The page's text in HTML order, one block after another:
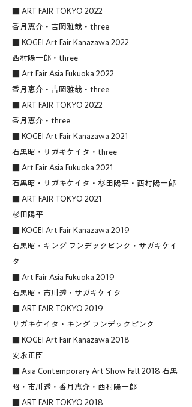
■ ART FAIR TOKYO 2022
香月恵介・吉岡雅哉・three
■ KOGEI Art Fair Kanazawa 2022
西村陽一郎・three
■ Art Fair Asia Fukuoka 2022
香月恵介・吉岡雅哉・three
■ ART FAIR TOKYO 2022
香月恵介・three
■ KOGEI Art Fair Kanazawa 2021
石黒昭・サガキケイタ・three
■ Art Fair Asia Fukuoka 2021
石黒昭・サガキケイタ・杉田陽平・西村陽一郎
■ ART FAIR TOKYO 2021
杉田陽平
■ KOGEI Art Fair Kanazawa 2019
石黒昭・キング フンデックピンク・サガキケイ
タ
■ Art Fair Asia Fukuoka 2019
石黒昭・市川透・サガキケイタ
■ ART FAIR TOKYO 2019
サガキケイタ・キング フンデックピンク
■ KOGEI Art Fair Kanazawa 2018
安永正臣
■ Asia Contemporary Art Show Fall 2018 石黒
昭・市川透・香月恵介・西村陽一郎
■ ART FAIR TOKYO 2018